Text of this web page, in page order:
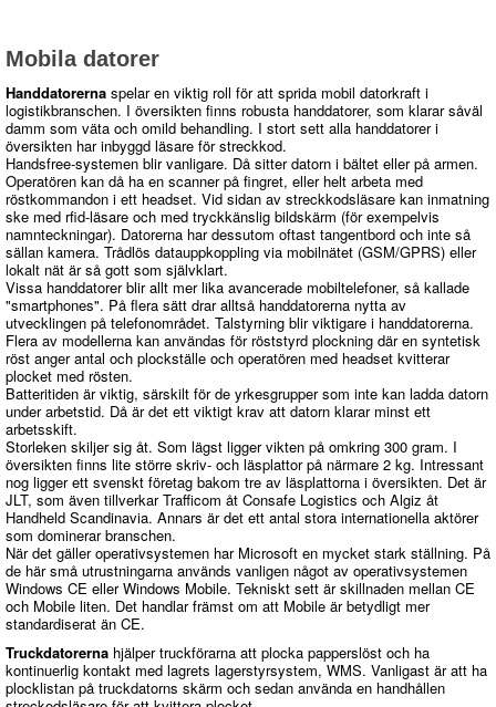
Mobila datorer
Handdatorerna spelar en viktig roll för att sprida mobil datorkraft i
logistikbranschen. I översikten finns robusta handdatorer, som klarar såväl
damm som väta och omild behandling. I stort sett alla handdatorer i
översikten har inbyggd läsare för streckkod.
Handsfree-systemen blir vanligare. Då sitter datorn i bältet eller på armen.
Operatören kan då ha en scanner på fingret, eller helt arbeta med
röstkommandon i ett headset. Vid sidan av streckkodsläsare kan inmatning
ske med rfid-läsare och med tryckkänslig bildskärm (för exempelvis
namnteckningar). Datorerna har dessutom oftast tangentbord och inte så
sällan kamera. Trådlös datauppkoppling via mobilnätet (GSM/GPRS) eller
lokalt nät är så gott som självklart.
Vissa handdatorer blir allt mer lika avancerade mobiltelefoner, så kallade
"smartphones". På flera sätt drar alltså handdatorerna nytta av
utvecklingen på telefonområdet. Talstyrning blir viktigare i handdatorerna.
Flera av modellerna kan användas för röststyrd plockning där en syntetisk
röst anger antal och plockställe och operatören med headset kvitterar
plocket med rösten.
Batteritiden är viktig, särskilt för de yrkesgrupper som inte kan ladda datorn
under arbetstid. Då är det ett viktigt krav att datorn klarar minst ett
arbetsskift.
Storleken skiljer sig åt. Som lägst ligger vikten på omkring 300 gram. I
översikten finns lite större skriv- och läsplattor på närmare 2 kg. Intressant
nog ligger ett svenskt företag bakom tre av läsplattorna i översikten. Det är
JLT, som även tillverkar Trafficom åt Consafe Logistics och Algiz åt
Handheld Scandinavia. Annars är det ett antal stora internationella aktörer
som dominerar branschen.
När det gäller operativsystemen har Microsoft en mycket stark ställning. På
de här små utrustningarna används vanligen något av operativsystemen
Windows CE eller Windows Mobile. Tekniskt sett är skillnaden mellan CE
och Mobile liten. Det handlar främst om att Mobile är betydligt mer
standardiserat än CE.
Truckdatorerna hjälper truckförarna att plocka papperslöst och ha
kontinuerlig kontakt med lagrets lagerstyrsystem, WMS. Vanligast är att ha
plocklistan på truckdatorns skärm och sedan använda en handhållen